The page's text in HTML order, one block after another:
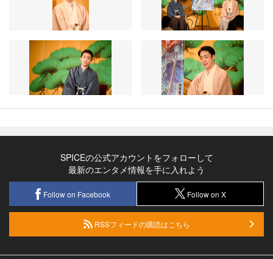
SPICEの公式アカウントをフォローして
最新のエンタメ情報を手に入れよう
Follow on Facebook Follow on X
RSSフィードの購読はこちら